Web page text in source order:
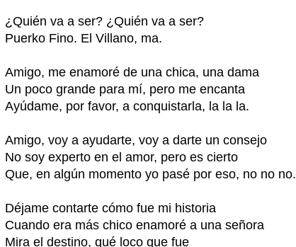
¿Quién va a ser? ¿Quién va a ser?
Puerko Fino. El Villano, ma.
Amigo, me enamoré de una chica, una dama
Un poco grande para mí, pero me encanta
Ayúdame, por favor, a conquistarla, la la la.
Amigo, voy a ayudarte, voy a darte un consejo
No soy experto en el amor, pero es cierto
Que, en algún momento yo pasé por eso, no no no.
Déjame contarte cómo fue mi historia
Cuando era más chico enamoré a una señora
Mira el destino, qué loco que fue